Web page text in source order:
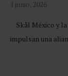
1 junio, 2026
Skål México y
impulsan una